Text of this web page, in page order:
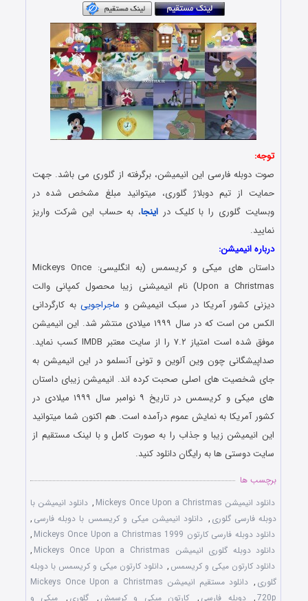
توجه:
صوت دوبله فارسی این انیمیشن، برگرفته از گلوری می باشد. جهت
حمایت از تیم دوبلاژ گلوری، میتوانید مبلغ مشخص شده در
وبسایت گلوری را با کلیک در اینجا، به حساب این شرکت واریز
نمایید.
درباره انیمیشن:
داستان های میکی و کریسمس (به انگلیسی: Mickeys Once
Upon a Christmas) نام انیمیشنی زیبا محصول کمپانی والت
دیزنی کشور آمریکا در سبک انیمیشن و ماجراجوییبه کارگردانی
الکس من است که در سال ۱۹۹۹ میلادی منتشر شد. این انیمیشن
موفق شده است امتیاز ۷.۲ را از سایت معتبر IMDB کسب نماید.
صداپیشگانی چون وین آلوین و تونی آنسلمو در این انیمیشن به
جای شخصیت های اصلی صحبت کرده اند. انیمیشن زیبای داستان
های میکی و کریسمس در تاریخ ۹ نوامبر سال ۱۹۹۹ میلادی در
کشور آمریکا به نمایش عموم درآمده است. هم اکنون شما میتوانید
این انیمیشن زیبا و جذاب را به صورت کامل و با لینک مستقیم از
سایت دوستی ها به رایگان دانلود کنید.
برچسب ها
دانلود انیمیشن Mickeys Once Upon a Christmas
, دانلود انیمیشن با
دوبله فارسی گلوری , دانلود انیمیشن میکی و کریسمس با دوبله فارسی ,
دانلود دوبله فارسی کارتون Mickeys Once Upon a Christmas 1999
,
دانلود دوبله گلوری انیمیشن Mickeys Once Upon a Christmas
,
دانلود کارتون میکی و کریسمس , دانلود کارتون میکی و کریسمس با دوبله
گلوری ,
دانلود مستقیم انیمیشن Mickeys Once Upon a Christmas
720p
, دوبله فارسی , کارتون میکی و کرسمش , گلوری , میکی و